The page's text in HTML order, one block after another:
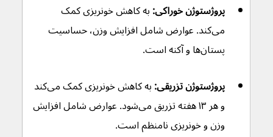
پروژستوژن خوراکی: به کاهش خونریزی کمک
می‌کند. عوارض شامل افزایش وزن، حساسیت
پستان‌ها و آکنه است.
پروژستوژن تزریقی:
به کاهش خونریزی کمک می‌کند
و هر ۱۳ هفته تزریق می‌شود. عوارض شامل افزایش
وزن و خونریزی نامنظم است.